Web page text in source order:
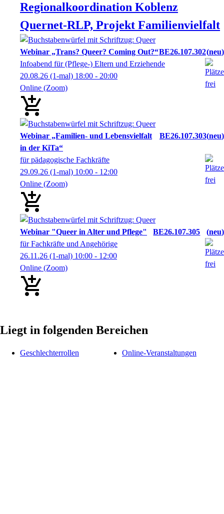
Regionalkoordination Koblenz
Quernet-RLP, Projekt Familienvielfalt
Webinar „Trans? Queer? Coming Out?“BE26.107.302 neu
Infoabend für (Pflege-) Eltern und Erziehende
20.08.26 (1-mal) 18:00 - 20:00
Online (Zoom)
Webinar „Familien- und Lebensvielfalt
in der KiTa“
BE26.107.303 neu
für pädagogische Fachkräfte
29.09.26 (1-mal) 10:00 - 12:00
Online (Zoom)
Webinar "Queer in Alter und Pflege" BE26.107.305
neu
für Fachkräfte und Angehörige
26.11.26 (1-mal) 10:00 - 12:00
Online (Zoom)
Liegt in folgenden Bereichen
Geschlechterrollen Online-Veranstaltungen